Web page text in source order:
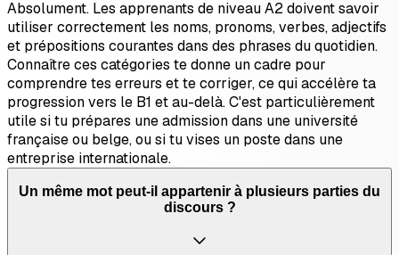
Absolument. Les apprenants de niveau A2 doivent savoir
utiliser correctement les noms, pronoms, verbes, adjectifs
et prépositions courantes dans des phrases du quotidien.
Connaître ces catégories te donne un cadre pour
comprendre tes erreurs et te corriger, ce qui accélère ta
progression vers le B1 et au-delà. C'est particulièrement
utile si tu prépares une admission dans une université
française ou belge, ou si tu vises un poste dans une
entreprise internationale.
Un même mot peut-il appartenir à plusieurs parties du
discours ?